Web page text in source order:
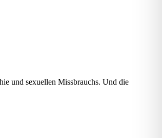
und sexuellen Missbrauchs. Und die